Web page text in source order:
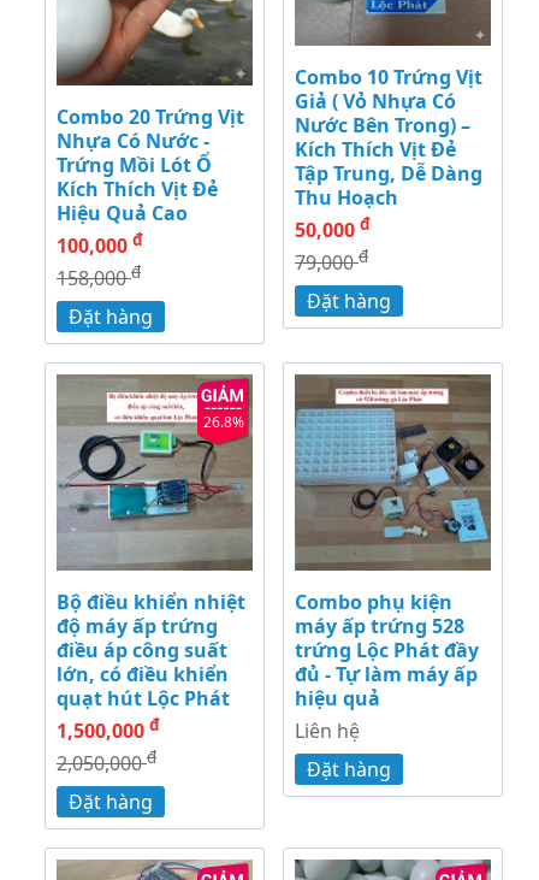
Combo 20 Trứng Vịt
Nhựa Có Nước -
Trứng Mồi Lót Ổ
Kích Thích Vịt Đẻ
Hiệu Quả Cao
100,000 đ
158,000đ
Đặt hàng
Combo 10 Trứng Vịt
Giả ( Vỏ Nhựa Có
Nước Bên Trong) –
Kích Thích Vịt Đẻ
Tập Trung, Dễ Dàng
Thu Hoạch
50,000 đ
79,000đ
Đặt hàng
26.8%
Bộ điều khiển nhiệt
độ máy ấp trứng
điều áp công suất
lớn, có điều khiển
quạt hút Lộc Phát
1,500,000 đ
2,050,000đ
Đặt hàng
Combo phụ kiện
máy ấp trứng 528
trứng Lộc Phát đầy
đủ - Tự làm máy ấp
hiệu quả
Liên hệ
Đặt hàng